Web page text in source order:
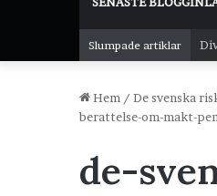
Slumpade artiklar
Hem / De svenska
berattelse-om-makt-
de-